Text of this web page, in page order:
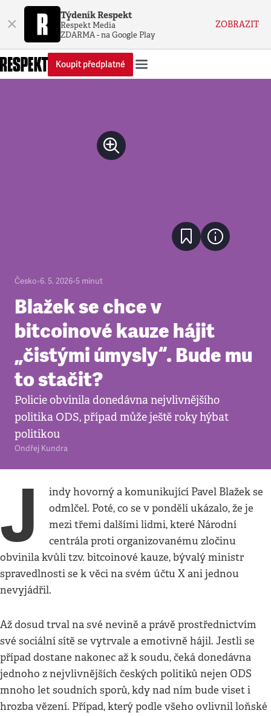
× Týdeník Respekt
Respekt Media
ZDARMA - na Google Play
ZOBRAZIT
Koupit předplatné
Česko•6. 5. 2026•5 minut
Blažek se chce v
bitcoinové kauze hájit
„čistými úmysly“. Bude mu
to stačit?
Policie obvinila donedávna nejvlivnějšího
politika ODS, případ může ještě roky hýbat
politikou
Ondřej Kundra
J
indy hovorný a komunikující Pavel Blažek se
odmlčel. Poté, co se v pondělí ukázalo, že je
mezi třemi dalšími lidmi, které Národní
centrála proti organizovanému zločinu
obvinila kvůli tzv. bitcoinové kauze, bývalý ministr
spravedlnosti se k věci na svém účtu X ani jednou
nevyjádřil.
Až dosud trval na své nevině a právě prostřednictvím
své sociální sítě se vytrvale a emotivně hájil. Jestli se
případ dostane nakonec až k soudu, čeká donedávna
jednoho z nejvlivnějších českých politiků nejen ODS
mnoho let soudních sporů, kdy nad ním bude viset i
hrozba vězení. Případ, který podle všeho ovlivnil loňské